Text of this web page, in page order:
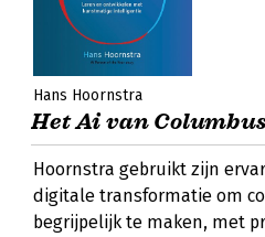
Hans Hoornstra
Het Ai van
Hoornstra gebruikt zijn
digitale transformatie om
begrijpelijk te maken, met